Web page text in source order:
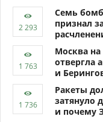
Семь
признал
Москва на
отвергла
и
Ракеты
затянуло
и почему